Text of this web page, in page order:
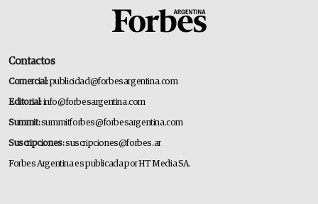
Contactos
Comercial:publicidad@forbesargentina.com
Editorial:info@forbesargentina.com
Summit:summitforbes@forbesargentina.com
Suscripciones:suscripciones@forbes.ar
Forbes Argentina es publicada por HT Media SA.